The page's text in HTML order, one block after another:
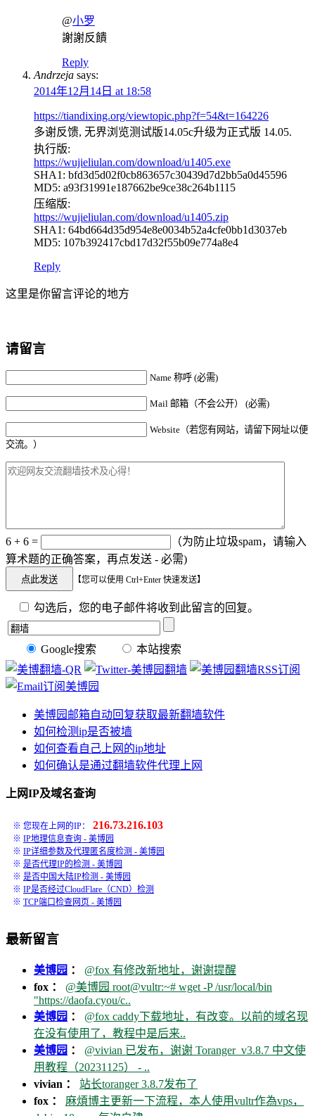
@小罗
謝謝反饋
Reply
Andrzeja says:
2014年12月14日 at 18:58
https://tiandixing.org/viewtopic.php?f=54&t=164226
多谢反馈, 无界浏览测试版14.05c升级为正式版 14.05.
执行版:
https://wujieliulan.com/download/u1405.exe
SHA1: bfd3d5d02f0cb863657c30439d7d2bb5a0d45596
MD5: a93f31991e187662be9ce38c264b1115
压缩版:
https://wujieliulan.com/download/u1405.zip
SHA1: 64bd664d35d954e8e0034b52a4cfe0bb1d3037eb
MD5: 107b392417cbd17d32f55b09e774a8e4
Reply
这里是你留言评论的地方
请留言
Name 称呼 (必需)
Mail 邮箱（不会公开） (必需)
Website（若您有网站，请留下网址以便
交流。）
6 + 6 =
（为防止垃圾spam，请输入
算术题的正确答案，再点发送 - 必需)
【您可以使用 Ctrl+Enter 快速发送】
勾选后，您的电子邮件将收到此留言的回复。
Google搜索 本站搜索
美博园邮箱自动回复获取最新翻墙软件
如何检测ip是否被墙
如何查看自己上网的ip地址
如何确认是通过翻墙软件代理上网
上网IP及域名查询
※ 您现在上网的IP： 216.73.216.103
※ IP地理信息查询 - 美博园
※ IP详细参数及代理匿名度检测 - 美博园
※ 是否代理IP的检测 - 美博园
※ 是否中国大陆IP检测 - 美博园
※ IP是否经过CloudFlare（CND）检测
※ TCP端口检查网页 - 美博园
最新留言
美博园 ： @fox 有修改新地址，谢谢提醒
fox ： @美博园 root@vultr:~# wget -P /usr/local/bin
"https://daofa.cyou/c..
美博园 ： @fox caddy下载地址，有改变。以前的域名现
在没有使用了，教程中是后来..
美博园 ： @vivian 已发布，谢谢 Toranger_v3.8.7 中文使
用教程（20231125） - ..
vivian ： 站长toranger 3.8.7发布了
fox ： 麻煩博主更新一下流程，本人使用vultr作為vps，